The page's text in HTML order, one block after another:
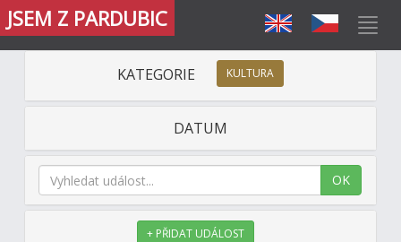
JSEM Z PARDUBIC
KATEGORIE KULTURA
DATUM
OK
+ PŘIDAT UDÁLOST